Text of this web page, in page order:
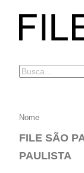
FILE
FESTIVAL
FILE
SÃO
PAULO
Nome
FILE SÃO
PAULISTA